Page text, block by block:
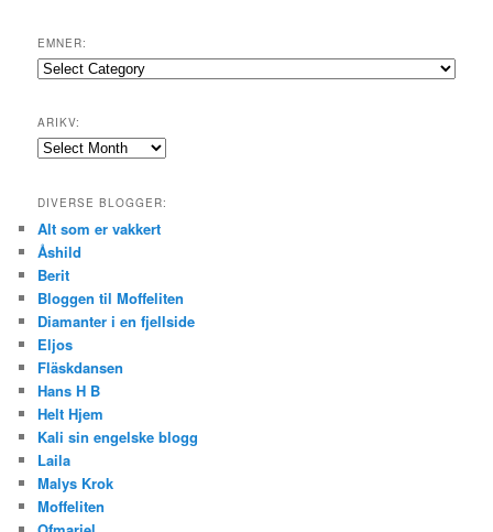
EMNER:
Emner:
ARIKV:
Arikv:
DIVERSE BLOGGER:
Alt som er vakkert
Åshild
Berit
Bloggen til Moffeliten
Diamanter i en fjellside
Eljos
Fläskdansen
Hans H B
Helt Hjem
Kali sin engelske blogg
Laila
Malys Krok
Moffeliten